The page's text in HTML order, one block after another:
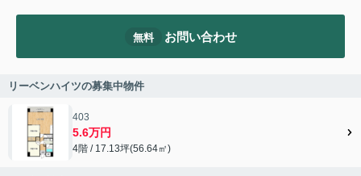
無料 お問い合わせ
リーベンハイツの募集中物件
403
5.6万円
4階 / 17.13坪(56.64㎡)